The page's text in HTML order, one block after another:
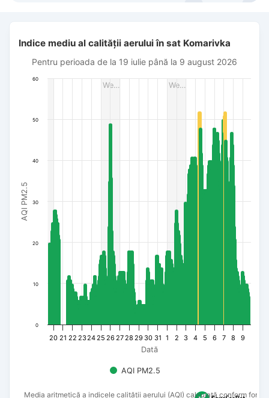
Bar chart with 482 bars.
Pentru perioada de la 19 iulie până la 9 august 2026
The chart has 1 Y axis displaying AQI PM2.5. Data ranges
Media aritmetică a indicele calității aerului (AQI) calculată conform
We…
We…
Dată
AQI PM2.5
Indice mediu al calității aerului în sat Komarivka
Pentru perioada de la 19 iulie până la 9 august 2026
AQI PM2.5
20 22 24 26 28 30 1 3 5 7 9
21 23 25 27 29 31 2 4 6 8
0
10
20
30
40
50
60